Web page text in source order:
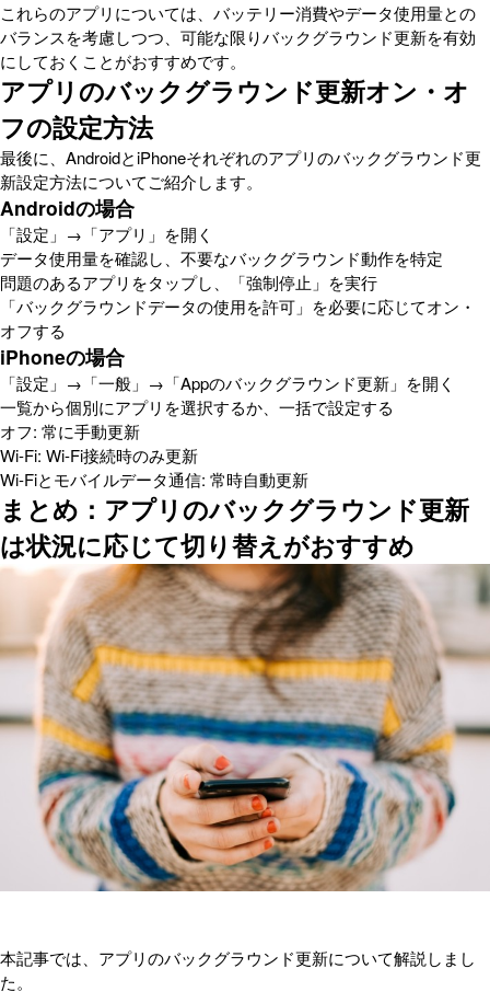
これらのアプリについては、バッテリー消費やデータ使用量との
バランスを考慮しつつ、可能な限りバックグラウンド更新を有効
にしておくことがおすすめです。
アプリのバックグラウンド更新オン・オ
フの設定方法
最後に、AndroidとiPhoneそれぞれのアプリのバックグラウンド更
新設定方法についてご紹介します。
Androidの場合
「設定」→「アプリ」を開く
データ使用量を確認し、不要なバックグラウンド動作を特定
問題のあるアプリをタップし、「強制停止」を実行
「バックグラウンドデータの使用を許可」を必要に応じてオン・
オフする
iPhoneの場合
「設定」→「一般」→「Appのバックグラウンド更新」を開く
一覧から個別にアプリを選択するか、一括で設定する
オフ: 常に手動更新
Wi-Fi: Wi-Fi接続時のみ更新
Wi-Fiとモバイルデータ通信: 常時自動更新
まとめ：アプリのバックグラウンド更新
は状況に応じて切り替えがおすすめ
本記事では、アプリのバックグラウンド更新について解説しまし
た。